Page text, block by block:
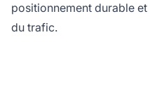
positionnement durable
du trafic.